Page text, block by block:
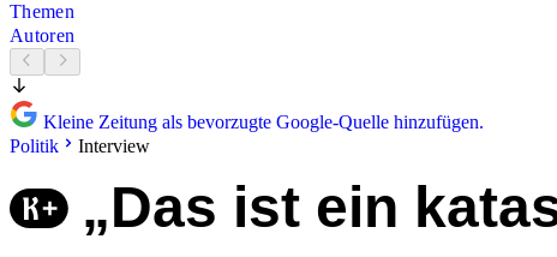
Themen
Autoren
Kleine Zeitung als bevorzugte Google-Quelle hinzufügen.
Politik
Interview
„Das ist ein